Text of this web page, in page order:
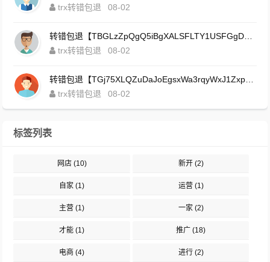
trx转错包退
08-02
trx转错包退
08-02
trx转错包退
08-02
标签列表
网店(10) 新开(2)
自家 (1) 运营 (1)
主营 (1) 一家(2)
才能 (1) 推广 (18)
电商 (4) 进行(2)